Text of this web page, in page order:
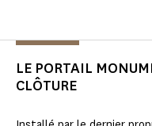
LE PORTAIL
CLÔTURE